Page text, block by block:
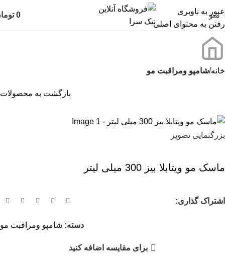
عبور به ناوبری
رفتن به محتوای اصلی
منو 0
خانه شامپو ومراقبت مو
بازگشت به محصولات
بزرگنمایی تصویر
ماسک مو ویتابلا بیز 300 میلی لیتر
اشتراک گذاری:
دسته: شامپو ومراقبت مو
برای مقایسه اضافه کنید